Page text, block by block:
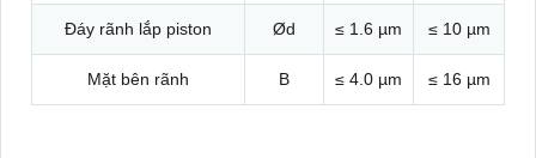
Đáy rãnh lắp piston Ød ≤ 1.6 µm ≤ 10 µm
Mặt bên rãnh B ≤ 4.0 µm ≤ 16 µm